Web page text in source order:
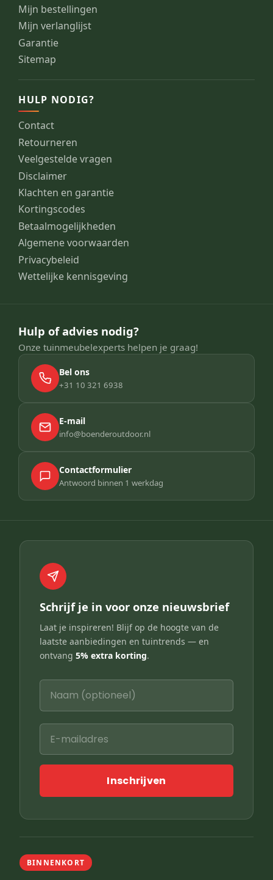
Mijn bestellingen
Mijn verlanglijst
Garantie
Sitemap
HULP NODIG?
Contact
Retourneren
Veelgestelde vragen
Disclaimer
Klachten en garantie
Kortingscodes
Betaalmogelijkheden
Algemene voorwaarden
Privacybeleid
Wettelijke kennisgeving
Hulp of advies nodig?
Onze tuinmeubelexperts helpen je graag!
Bel ons
+31 10 321 6938
E-mail
info@boenderoutdoor.nl
Contactformulier
Antwoord binnen 1 werkdag
Schrijf je in voor onze nieuwsbrief
Laat je inspireren! Blijf op de hoogte van de
laatste aanbiedingen en tuintrends — en
ontvang 5% extra korting.
Inschrijven
BINNENKORT